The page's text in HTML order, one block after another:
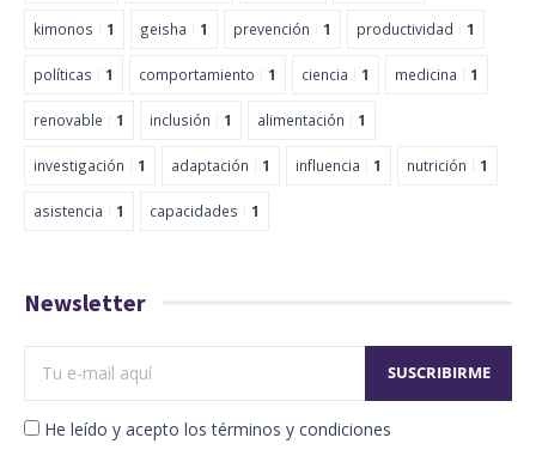
kimonos 1 geisha 1 prevención 1 productividad 1
políticas 1 comportamiento 1 ciencia 1 medicina 1
renovable 1 inclusión 1 alimentación 1
investigación 1 adaptación 1 influencia 1 nutrición 1
asistencia 1 capacidades 1
Newsletter
He leído y acepto los términos y condiciones